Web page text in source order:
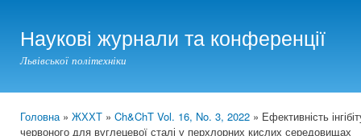
Наукові журнали та конференції
Львівської політехніки
You are here
Головна» ЖХХТ » Ch&ChT Vol. 16, No. 3, 2022 » Ефективність
червоного для вуглецевої сталі у перхлорних кислих середовищах